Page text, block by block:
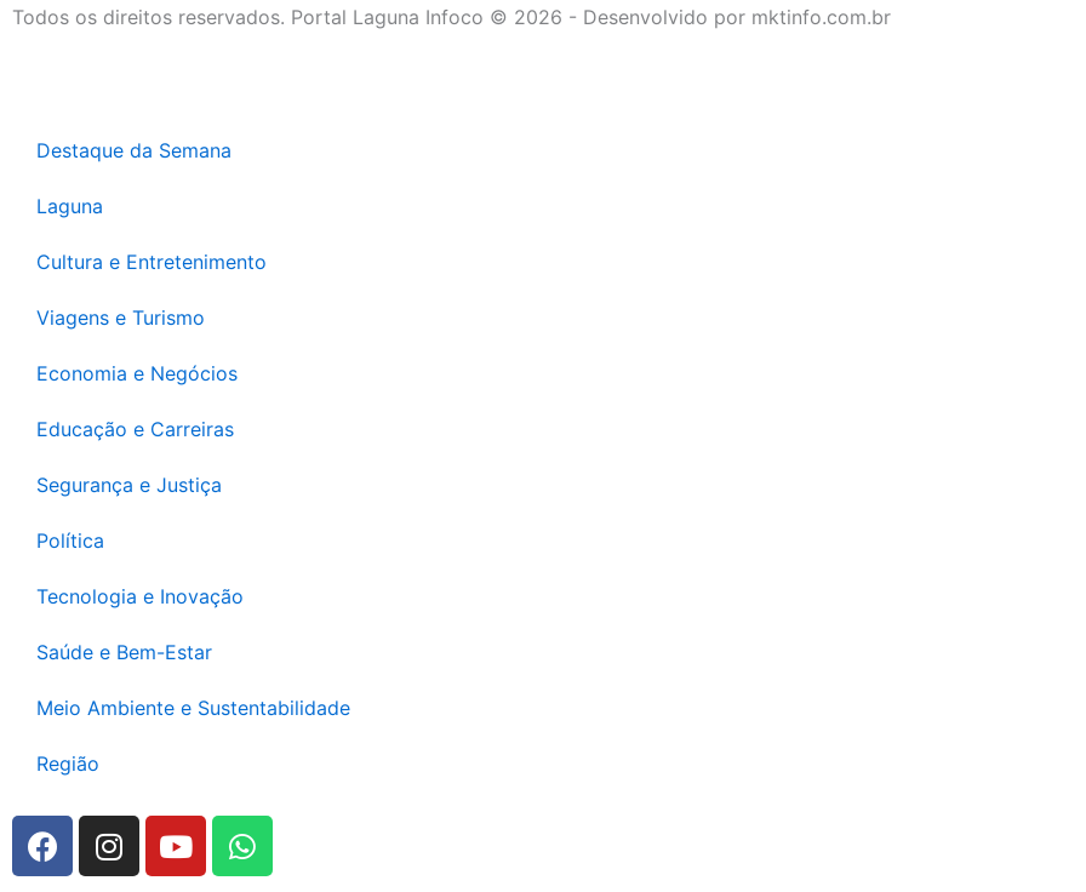
Todos os direitos reservados. Portal Laguna Infoco © 2026 - Desenvolvido por mktinfo.com.br
Destaque da Semana
Laguna
Cultura e Entretenimento
Viagens e Turismo
Economia e Negócios
Educação e Carreiras
Segurança e Justiça
Política
Tecnologia e Inovação
Saúde e Bem-Estar
Meio Ambiente e Sustentabilidade
Região
F
a
I
n
Y
o
W
h